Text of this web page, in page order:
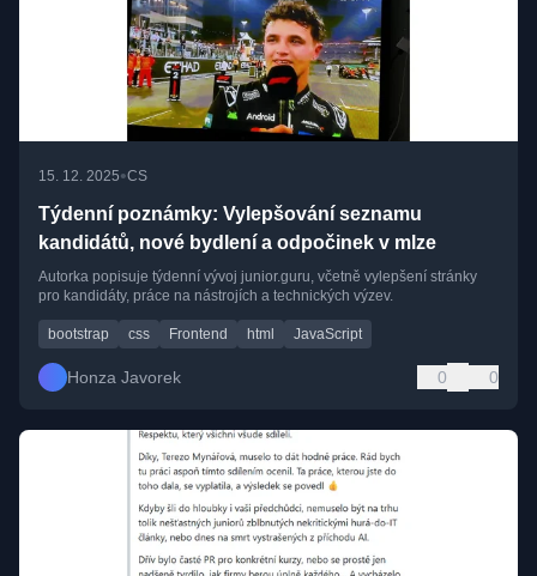
15. 12. 2025•CS
Týdenní poznámky: Vylepšování seznamu
kandidátů, nové bydlení a odpočinek v mlze
Autorka popisuje týdenní vývoj junior.guru, včetně vylepšení stránky
pro kandidáty, práce na nástrojích a technických výzev.
bootstrap css Frontend html JavaScript
Honza Javorek 0 0